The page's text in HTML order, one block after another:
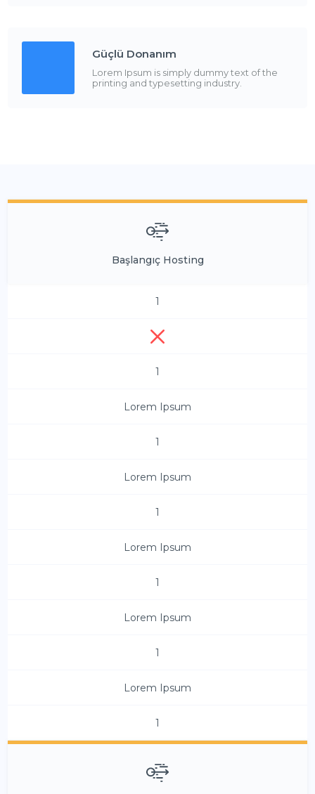
Güçlü Donanım
Lorem Ipsum is simply dummy text of the
printing and typesetting industry.
Başlangıç Hosting
1
1
Lorem Ipsum
1
Lorem Ipsum
1
Lorem Ipsum
1
Lorem Ipsum
1
Lorem Ipsum
1